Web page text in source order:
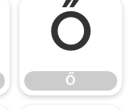
Ő
Ő